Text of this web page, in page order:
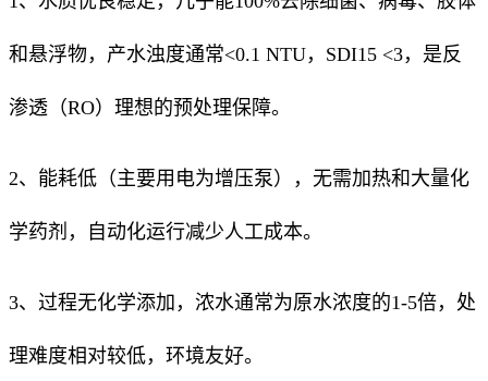
和悬浮物，产水浊度通常<0.1 NTU，SDI15 <3，是反
渗透（RO）理想的预处理保障。
2、能耗低（主要用电为增压泵），无需加热和大量化
学药剂，自动化运行减少人工成本。
3、过程无化学添加，浓水通常为原水浓度的1-5倍，处
理难度相对较低，环境友好。